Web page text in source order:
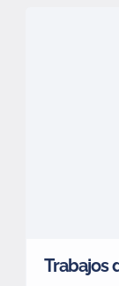
Trabajos